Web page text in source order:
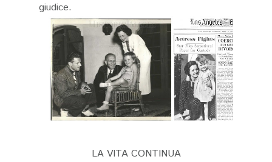
giudice.
LA VITA CONTINUA